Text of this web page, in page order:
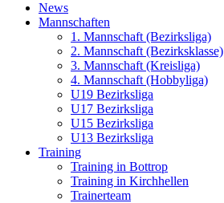
News
Mannschaften
1. Mannschaft (Bezirksliga)
2. Mannschaft (Bezirksklasse)
3. Mannschaft (Kreisliga)
4. Mannschaft (Hobbyliga)
U19 Bezirksliga
U17 Bezirksliga
U15 Bezirksliga
U13 Bezirksliga
Training
Training in Bottrop
Training in Kirchhellen
Trainerteam